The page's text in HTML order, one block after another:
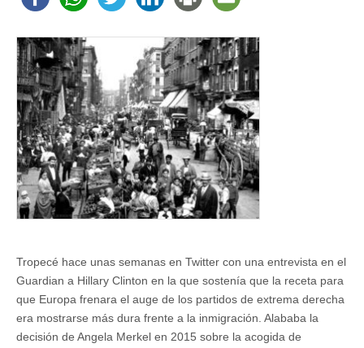
Tropecé hace unas semanas en Twitter con una entrevista en el
Guardian a Hillary Clinton en la que sostenía que la receta para
que Europa frenara el auge de los partidos de extrema derecha
era mostrarse más dura frente a la inmigración. Alababa la
decisión de Angela Merkel en 2015 sobre la acogida de